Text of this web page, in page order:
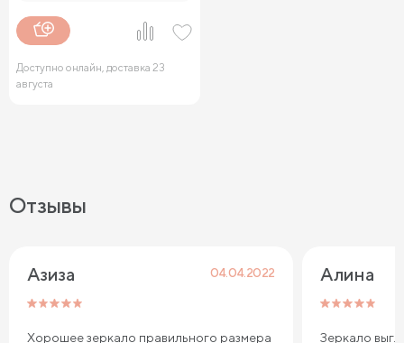
Доступно онлайн, доставка 23
августа
Отзывы
Азиза 04.04.2022
Хорошее зеркало правильного размера
Алина
Зеркало